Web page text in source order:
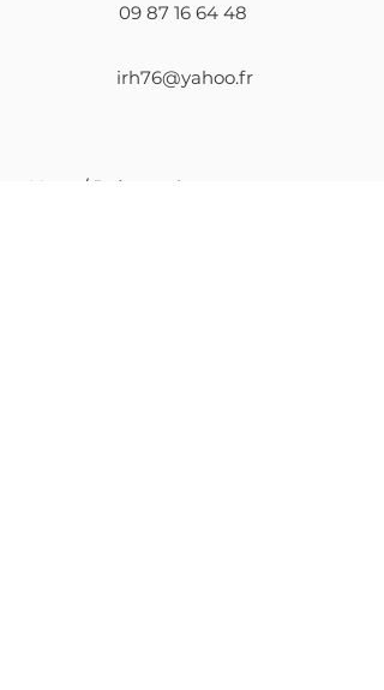
09 87 16 64 48
irh76@yahoo.fr
Nom / Prénom